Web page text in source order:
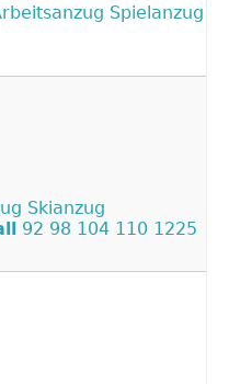
Spielanzug
Skianzug
92 98 104 110 1225